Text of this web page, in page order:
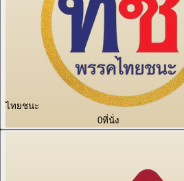
ไทยชนะ
0ที่นั่ง